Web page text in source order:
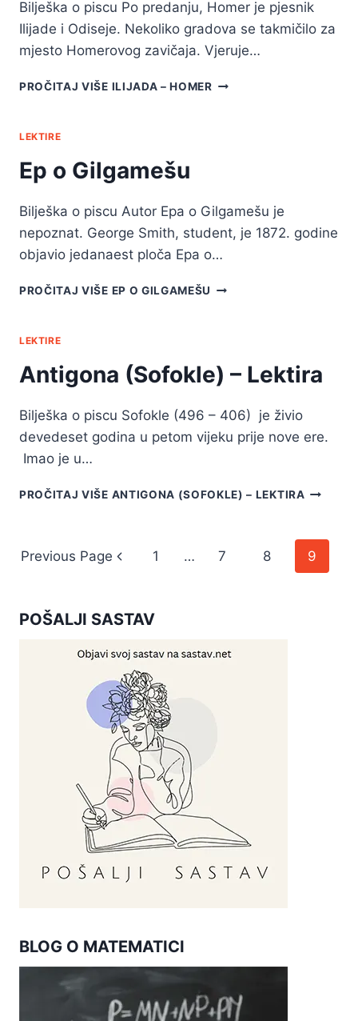
Bilješka o piscu Po predanju, Homer je pjesnik
Ilijade i Odiseje. Nekoliko gradova se takmičilo za
mjesto Homerovog zavičaja. Vjeruje…
PROČITAJ VIŠE ILIJADA – HOMER
LEKTIRE
Ep o Gilgamešu
Bilješka o piscu Autor Epa o Gilgamešu je
nepoznat. George Smith, student, je 1872. godine
objavio jedanaest ploča Epa o…
PROČITAJ VIŠE EP O GILGAMEŠU
LEKTIRE
Antigona (Sofokle) – Lektira
Bilješka o piscu Sofokle (496 – 406) je živio
devedeset godina u petom vijeku prije nove ere.
Imao je u…
PROČITAJ VIŠE ANTIGONA (SOFOKLE) – LEKTIRA
Page
Previous Page 1 … 7 8 9
POŠALJI SASTAV
BLOG O MATEMATICI